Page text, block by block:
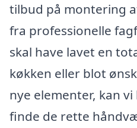
tilbud på montering
fra professionelle
skal have lavet en
køkken eller blot
nye elementer, kan
finde de rette